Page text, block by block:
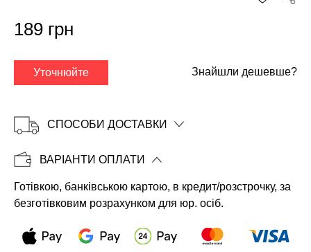
Копіювати
189 грн
Уточнюйте Знайшли дешевше?
СПОСОБИ ДОСТАВКИ
ВАРІАНТИ ОПЛАТИ
Готівкою, банківською картою, в кредит/розстрочку, за
безготівковим розрахунком для юр. осіб.